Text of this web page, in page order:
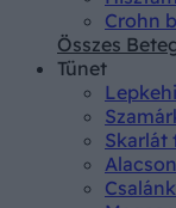
Crohn
Összes
Tünet
Skarlát